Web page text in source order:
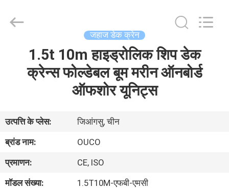
वीडियो
शो
GROUP
जहाज डेक क्रेन
1.5t 10m हाइड्रोलिक शिप डेक
क्रेन्स फोल्डेबल बूम मरीन ऑनबोर्ड
ऑफशोर यूनिट्स
उत्पत्ति के प्लेस:
जिआंगसु, चीन
ब्रांड नाम:
OUCO
प्रमाणन:
CE, ISO
मॉडल संख्या:
1.5T10M-एफबी-एमसी